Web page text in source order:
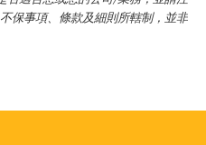
保事項、條款及細則所轄制，並非